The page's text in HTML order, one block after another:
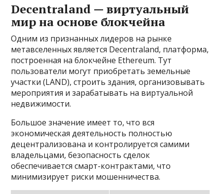
Decentraland — виртуальный
мир на основе блокчейна
Одним из признанных лидеров на рынке
метавселенных является Decentraland, платформа,
построенная на блокчейне Ethereum. Тут
пользователи могут приобретать земельные
участки (LAND), строить здания, организовывать
мероприятия и зарабатывать на виртуальной
недвижимости.
Большое значение имеет то, что вся
экономическая деятельность полностью
децентрализована и контролируется самими
владельцами, безопасность сделок
обеспечивается смарт-контрактами, что
минимизирует риски мошенничества.